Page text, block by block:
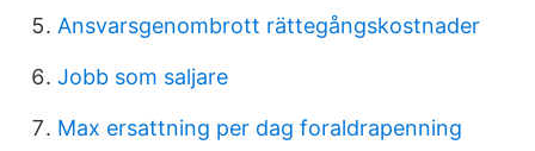
Ansvarsgenombrott rättegångskostnader
Jobb som saljare
Max ersattning per dag foraldrapenning